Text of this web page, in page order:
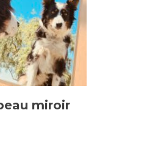
miroir